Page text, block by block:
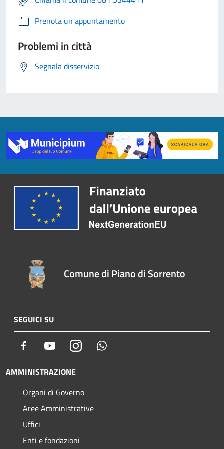
Prenota un appuntamento
Problemi in città
Segnala disservizio
Comune di Piano di Sorrento
SEGUICI SU
Facebook YoutubeInstagram
AMMINISTRAZIONE
Organi di Governo
Aree Amministrative
Uffici
Enti e fondazioni